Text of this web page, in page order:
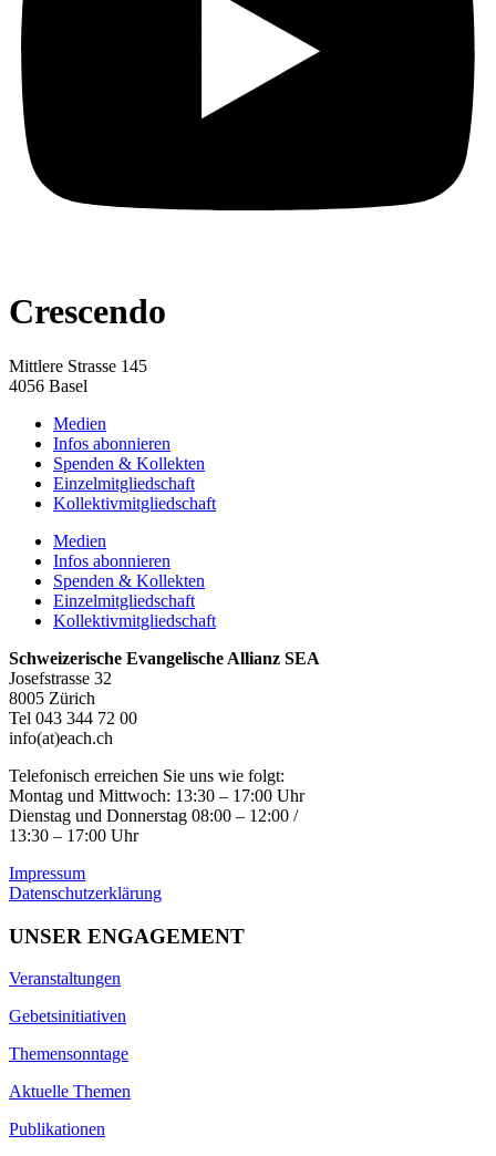
Crescendo
Mittlere Strasse 145
4056 Basel
Medien
Infos abonnieren
Spenden & Kollekten
Einzelmitgliedschaft
Kollektivmitgliedschaft
Medien
Infos abonnieren
Spenden & Kollekten
Einzelmitgliedschaft
Kollektivmitgliedschaft
Schweizerische Evangelische Allianz SEA
Josefstrasse 32
8005 Zürich
Tel 043 344 72 00
info(at)each.ch
Telefonisch erreichen Sie uns wie folgt:
Montag und Mittwoch: 13:30 – 17:00 Uhr
Dienstag und Donnerstag 08:00 – 12:00 /
13:30 – 17:00 Uhr
Impressum
Datenschutzerklärung
UNSER ENGAGEMENT
Veranstaltungen
Gebetsinitiativen
Themensonntage
Aktuelle Themen
Publikationen